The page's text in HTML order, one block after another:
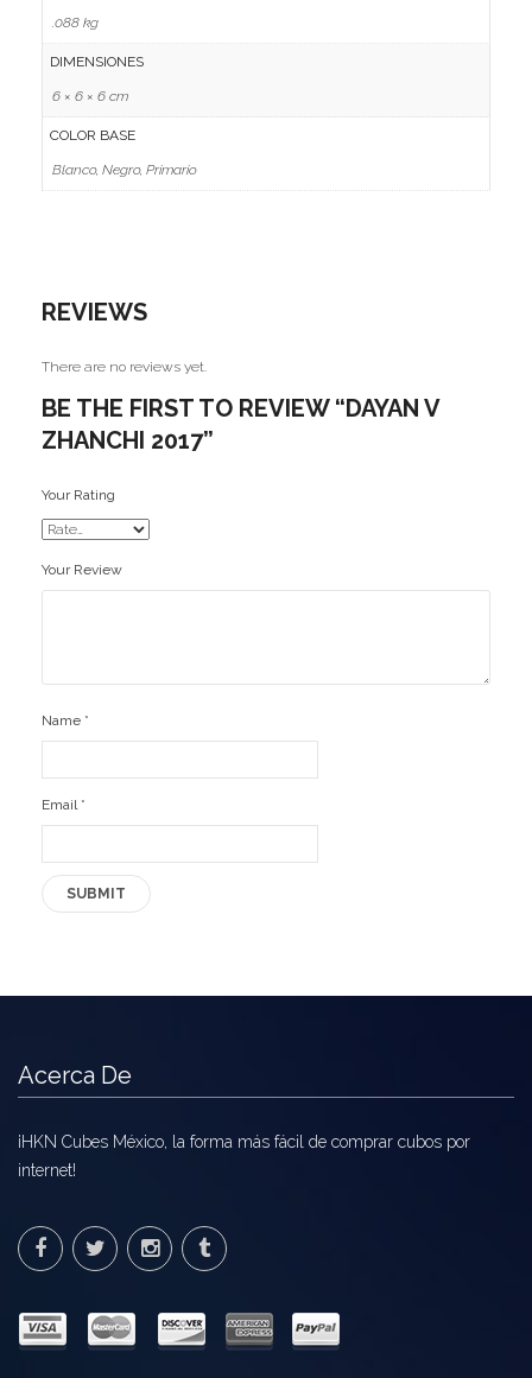
.088 kg
DIMENSIONES
6 × 6 × 6 cm
COLOR BASE
Blanco, Negro, Primario
REVIEWS
There are no reviews yet.
BE THE FIRST TO REVIEW “DAYAN V
ZHANCHI 2017”
Your Rating
Your Review
Name *
Email *
Acerca De
¡HKN Cubes México, la forma más fácil de comprar cubos por
internet!